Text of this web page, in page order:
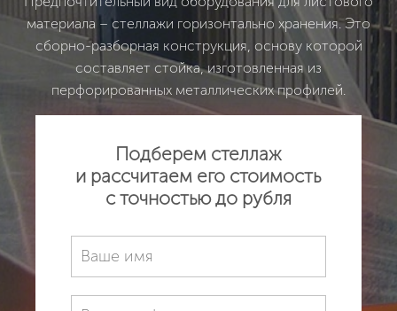
материала – стеллажи горизонтально хранения. Это
сборно-разборная конструкция, основу которой
составляет стойка, изготовленная из
перфорированных металлических профилей.
Подберем стеллаж
и рассчитаем его стоимость
с точностью до рубля